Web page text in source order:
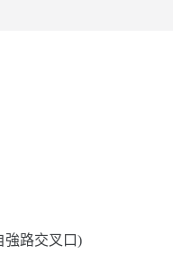
強路交叉口)